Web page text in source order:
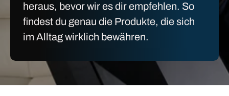
heraus, bevor wir es dir empfehlen. So
findest du genau die Produkte, die sich
im Alltag wirklich bewähren.